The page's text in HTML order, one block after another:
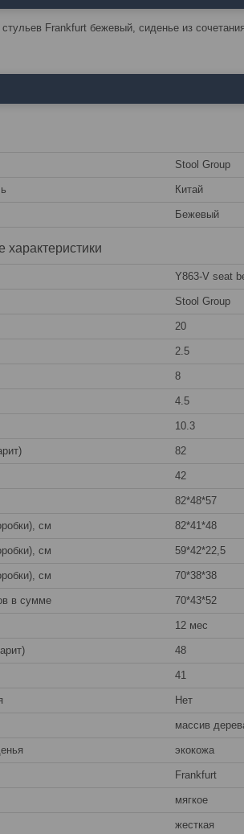
Frankfurt бежевый, сиденье из
Stool Group
Китай
Бежевый
характеристики
Y863-V seat
Stool Group
20
2.5
8
4.5
10.3
82
42
82*48*57
см 82*41*48
см 59*42*22,5
см 70*38*38
в сумме 70*43*52
12 мес
48
41
Нет
массив
экокожа
Frankfurt
мягкое
жесткая